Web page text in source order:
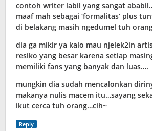
contoh writer labil yang sangat
maaf mah sebagai ‘formalitas’ plus
di belakang masih ngedumel tuh
dia ga mikir ya kalo mau njelek2in
resiko yang besar karena setiap
memiliki fans yang banyak dan luas….
mungkin dia sudah mencalonkan
makanya nulis macem itu…sayang
ikut cerca tuh orang…cih~
Reply